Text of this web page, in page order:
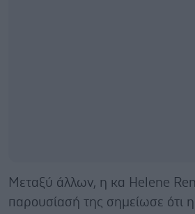
Μεταξύ άλλων, η κα Helene
παρουσίασή της σημείωσε ότι